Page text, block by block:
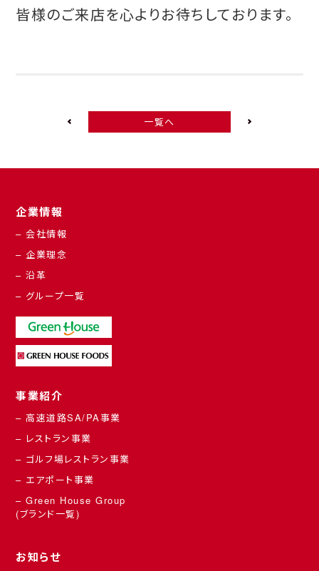
皆様のご来店を心よりお待ちしております。
一覧へ
企業情報
– 会社情報
– 企業理念
– 沿革
– グループ一覧
事業紹介
– 高速道路SA/PA事業
– レストラン事業
– ゴルフ場レストラン事業
– エアポート事業
– Green House Group
(ブランド一覧)
お知らせ